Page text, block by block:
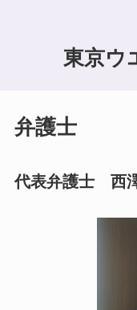
東京ウ
弁護士
代表弁護士 西